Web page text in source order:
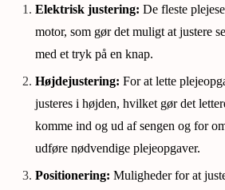
Elektrisk justering: De fleste
motor, som gør det muligt at justere
med et tryk på en knap.
Højdejustering: For at lette
justeres i højden, hvilket gør det
komme ind og ud af sengen og for
udføre nødvendige plejeopgaver.
Positionering: Muligheder for at